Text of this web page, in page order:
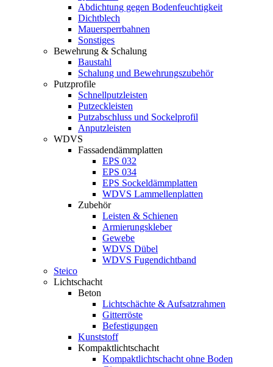
Abdichtung gegen Bodenfeuchtigkeit
Dichtblech
Mauersperrbahnen
Sonstiges
Bewehrung & Schalung
Baustahl
Schalung und Bewehrungszubehör
Putzprofile
Schnellputzleisten
Putzeckleisten
Putzabschluss und Sockelprofil
Anputzleisten
WDVS
Fassadendämmplatten
EPS 032
EPS 034
EPS Sockeldämmplatten
WDVS Lammellenplatten
Zubehör
Leisten & Schienen
Armierungskleber
Gewebe
WDVS Dübel
WDVS Fugendichtband
Steico
Lichtschacht
Beton
Lichtschächte & Aufsatzrahmen
Gitterröste
Befestigungen
Kunststoff
Kompaktlichtschacht
Kompaktlichtschacht ohne Boden